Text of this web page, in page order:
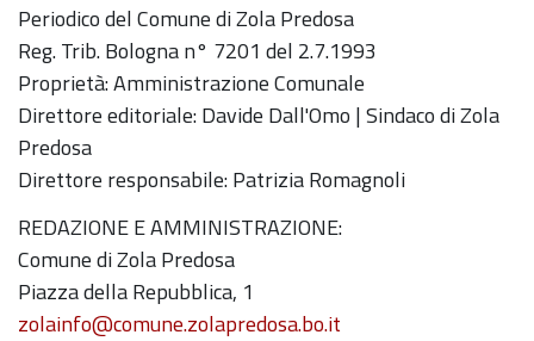
Periodico del Comune di Zola Predosa
Reg. Trib. Bologna n° 7201 del 2.7.1993
Proprietà: Amministrazione Comunale
Direttore editoriale: Davide Dall'Omo | Sindaco di Zola
Predosa
Direttore responsabile: Patrizia Romagnoli
REDAZIONE E AMMINISTRAZIONE:
Comune di Zola Predosa
Piazza della Repubblica, 1
zolainfo@comune.zolapredosa.bo.it